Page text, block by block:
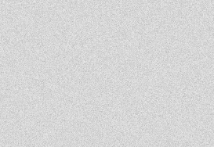
住まい
For customer
施工実績
スタイル集
イベントを探す
Topics
お知らせ
イベント